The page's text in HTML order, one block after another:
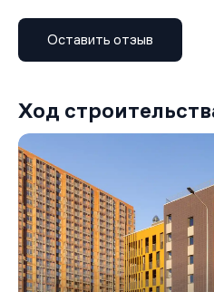
Оставить отзыв
Ход